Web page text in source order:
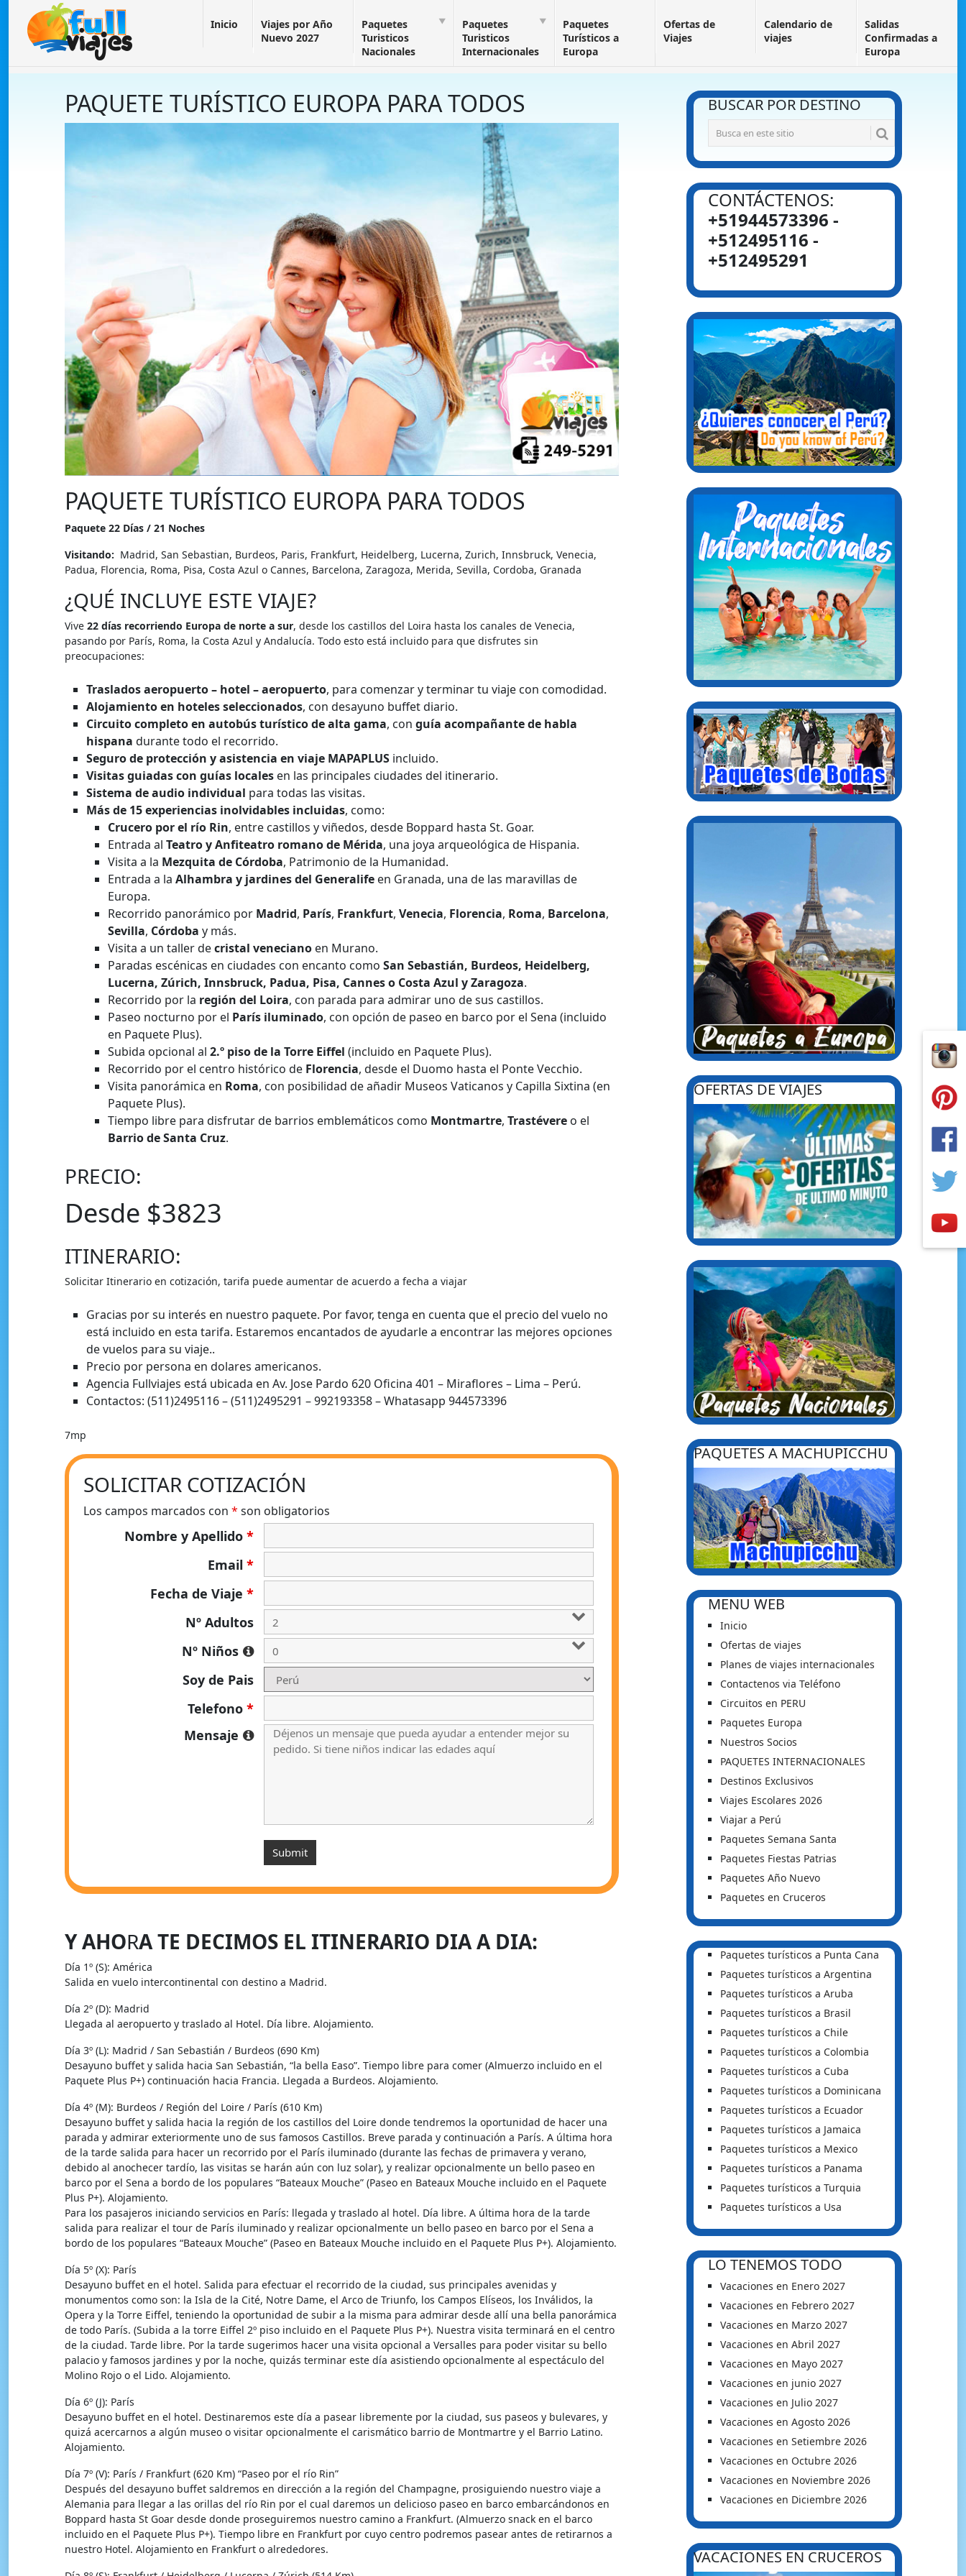
Inicio
Viajes por Año
Nuevo 2027
Paquetes
Turisticos
Nacionales
Paquetes
Turisticos
Internacionales
Paquetes
Turísticos a
Europa
Ofertas de
Viajes
Calendario de
viajes
Salidas
Confirmadas a
Europa
PAQUETE TURÍSTICO EUROPA PARA TODOS
PAQUETE TURÍSTICO EUROPA PARA TODOS
Paquete 22 Días / 21 Noches
Visitando: Madrid, San Sebastian, Burdeos, Paris, Frankfurt, Heidelberg, Lucerna, Zurich, Innsbruck, Venecia,
Padua, Florencia, Roma, Pisa, Costa Azul o Cannes, Barcelona, Zaragoza, Merida, Sevilla, Cordoba, Granada
¿QUÉ INCLUYE ESTE VIAJE?
Vive 22 días recorriendo Europa de norte a sur, desde los castillos del Loira hasta los canales de Venecia,
pasando por París, Roma, la Costa Azul y Andalucía. Todo esto está incluido para que disfrutes sin
preocupaciones:
Traslados aeropuerto – hotel – aeropuerto, para comenzar y terminar tu viaje con comodidad.
Alojamiento en hoteles seleccionados, con desayuno buffet diario.
Circuito completo en autobús turístico de alta gama, con guía acompañante de habla
hispana durante todo el recorrido.
Seguro de protección y asistencia en viaje MAPAPLUSincluido.
Visitas guiadas con guías localesen las principales ciudades del itinerario.
Sistema de audio individual para todas las visitas.
Más de 15 experiencias inolvidables incluidas, como:
Crucero por el río Rin, entre castillos y viñedos, desde Boppard hasta St. Goar.
Entrada alTeatro y Anfiteatro romano de Mérida, una joya arqueológica de Hispania.
Visita a la Mezquita de Córdoba, Patrimonio de la Humanidad.
Entrada a laAlhambra y jardines del Generalife en Granada, una de las maravillas de
Europa.
Recorrido panorámico por Madrid, París, Frankfurt,Venecia, Florencia, Roma, Barcelona,
Sevilla, Córdoba y más.
Visita a un taller decristal veneciano en Murano.
Paradas escénicas en ciudades con encanto comoSan Sebastián, Burdeos, Heidelberg,
Lucerna, Zúrich, Innsbruck, Padua, Pisa, Cannes o Costa Azul y Zaragoza.
Recorrido por la región del Loira, con parada para admirar uno de sus castillos.
Paseo nocturno por el París iluminado, con opción de paseo en barco por el Sena (incluido
en Paquete Plus).
Subida opcional al2.º piso de la Torre Eiffel (incluido en Paquete Plus).
Recorrido por el centro histórico de Florencia, desde el Duomo hasta el Ponte Vecchio.
Visita panorámica en Roma, con posibilidad de añadir Museos Vaticanos y Capilla Sixtina (en
Paquete Plus).
Tiempo libre para disfrutar de barrios emblemáticos como Montmartre,Trastévere o el
Barrio de Santa Cruz.
PRECIO:
Desde $3823
ITINERARIO:
Solicitar Itinerario en cotización, tarifa puede aumentar de acuerdo a fecha a viajar
Gracias por su interés en nuestro paquete. Por favor, tenga en cuenta que el precio del vuelo no
está incluido en esta tarifa. Estaremos encantados de ayudarle a encontrar las mejores opciones
de vuelos para su viaje..
Precio por persona en dolares americanos.
Agencia Fullviajes está ubicada en Av. Jose Pardo 620 Oficina 401 – Miraflores – Lima – Perú.
Contactos: (511)2495116 – (511)2495291 – 992193358 – Whatasapp 944573396
7mp
SOLICITAR COTIZACIÓN
Los campos marcados con * son obligatorios
Nombre y Apellido*
Email*
Fecha de Viaje*
Nº Adultos
Nº Niños
Soy de Pais
Telefono*
Mensaje
Y AHORA TE DECIMOS EL ITINERARIO DIA A DIA:
Día 1º (S): América
Salida en vuelo intercontinental con destino a Madrid.
Día 2º (D): Madrid
Llegada al aeropuerto y traslado al Hotel. Día libre. Alojamiento.
Día 3º (L): Madrid / San Sebastián / Burdeos (690 Km)
Desayuno buffet y salida hacia San Sebastián, “la bella Easo”. Tiempo libre para comer (Almuerzo incluido en el
Paquete Plus P+) continuación hacia Francia. Llegada a Burdeos. Alojamiento.
Día 4º (M): Burdeos / Región del Loire / París (610 Km)
Desayuno buffet y salida hacia la región de los castillos del Loire donde tendremos la oportunidad de hacer una
parada y admirar exteriormente uno de sus famosos Castillos. Breve parada y continuación a París. A última hora
de la tarde salida para hacer un recorrido por el París iluminado (durante las fechas de primavera y verano,
debido al anochecer tardío, las visitas se harán aún con luz solar), y realizar opcionalmente un bello paseo en
barco por el Sena a bordo de los populares “Bateaux Mouche” (Paseo en Bateaux Mouche incluido en el Paquete
Plus P+). Alojamiento.
Para los pasajeros iniciando servicios en París: llegada y traslado al hotel. Día libre. A última hora de la tarde
salida para realizar el tour de París iluminado y realizar opcionalmente un bello paseo en barco por el Sena a
bordo de los populares “Bateaux Mouche” (Paseo en Bateaux Mouche incluido en el Paquete Plus P+). Alojamiento.
Día 5º (X): París
Desayuno buffet en el hotel. Salida para efectuar el recorrido de la ciudad, sus principales avenidas y
monumentos como son: la Isla de la Cité, Notre Dame, el Arco de Triunfo, los Campos Elíseos, los Inválidos, la
Opera y la Torre Eiffel, teniendo la oportunidad de subir a la misma para admirar desde allí una bella panorámica
de todo París. (Subida a la torre Eiffel 2º piso incluido en el Paquete Plus P+). Nuestra visita terminará en el centro
de la ciudad. Tarde libre. Por la tarde sugerimos hacer una visita opcional a Versalles para poder visitar su bello
palacio y famosos jardines y por la noche, quizás terminar este día asistiendo opcionalmente al espectáculo del
Molino Rojo o el Lido. Alojamiento.
Día 6º (J): París
Desayuno buffet en el hotel. Destinaremos este día a pasear libremente por la ciudad, sus paseos y bulevares, y
quizá acercarnos a algún museo o visitar opcionalmente el carismático barrio de Montmartre y el Barrio Latino.
Alojamiento.
Día 7º (V): París / Frankfurt (620 Km) “Paseo por el río Rin”
Después del desayuno buffet saldremos en dirección a la región del Champagne, prosiguiendo nuestro viaje a
Alemania para llegar a las orillas del río Rin por el cual daremos un delicioso paseo en barco embarcándonos en
Boppard hasta St Goar desde donde proseguiremos nuestro camino a Frankfurt. (Almuerzo snack en el barco
incluido en el Paquete Plus P+). Tiempo libre en Frankfurt por cuyo centro podremos pasear antes de retirarnos a
nuestro Hotel. Alojamiento en Frankfurt o alrededores.
BUSCAR POR DESTINO
CONTÁCTENOS:
+51944573396 -
+512495116 -
+512495291
OFERTAS DE VIAJES
PAQUETES A MACHUPICCHU
MENU WEB
Inicio
Ofertas de viajes
Planes de viajes internacionales
Contactenos via Teléfono
Circuitos en PERU
Paquetes Europa
Nuestros Socios
PAQUETES INTERNACIONALES
Destinos Exclusivos
Viajes Escolares 2026
Viajar a Perú
Paquetes Semana Santa
Paquetes Fiestas Patrias
Paquetes Año Nuevo
Paquetes en Cruceros
Paquetes turísticos a Punta Cana
Paquetes turísticos a Argentina
Paquetes turísticos a Aruba
Paquetes turísticos a Brasil
Paquetes turísticos a Chile
Paquetes turísticos a Colombia
Paquetes turísticos a Cuba
Paquetes turísticos a Dominicana
Paquetes turísticos a Ecuador
Paquetes turísticos a Jamaica
Paquetes turísticos a Mexico
Paquetes turísticos a Panama
Paquetes turísticos a Turquia
Paquetes turísticos a Usa
LO TENEMOS TODO
Vacaciones en Enero 2027
Vacaciones en Febrero 2027
Vacaciones en Marzo 2027
Vacaciones en Abril 2027
Vacaciones en Mayo 2027
Vacaciones en junio 2027
Vacaciones en Julio 2027
Vacaciones en Agosto 2026
Vacaciones en Setiembre 2026
Vacaciones en Octubre 2026
Vacaciones en Noviembre 2026
Vacaciones en Diciembre 2026
VACACIONES EN CRUCEROS